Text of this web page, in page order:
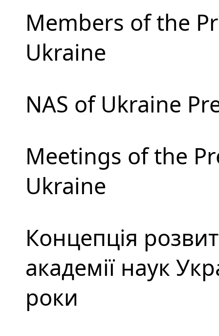
Members of the
Ukraine
NAS of Ukraine
Meetings of the
Ukraine
Концепція
академії наук
роки